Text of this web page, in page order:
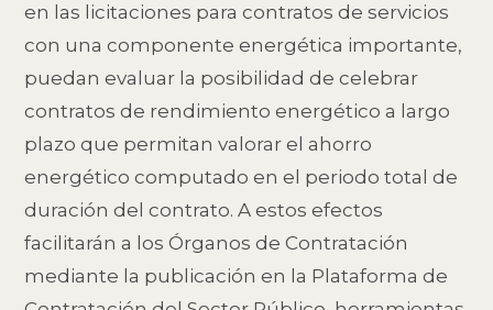
en las licitaciones para contratos de servicios
con una componente energética importante,
puedan evaluar la posibilidad de celebrar
contratos de rendimiento energético a largo
plazo que permitan valorar el ahorro
energético computado en el periodo total de
duración del contrato. A estos efectos
facilitarán a los Órganos de Contratación
mediante la publicación en la Plataforma de